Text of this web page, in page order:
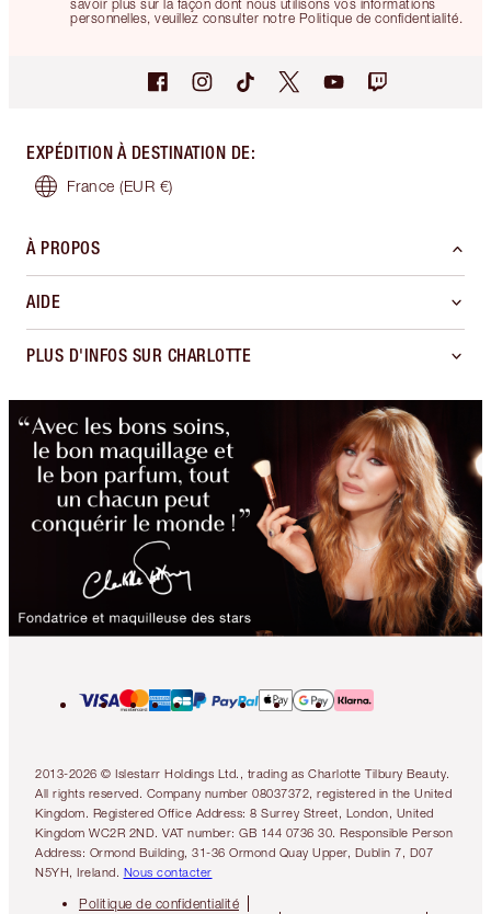
savoir plus sur la façon dont nous utilisons vos informations
personnelles, veuillez consulter notre Politique de confidentialité.
EXPÉDITION À DESTINATION DE:
France (EUR €)
À PROPOS
AIDE
PLUS D'INFOS SUR CHARLOTTE
2013-2026 © Islestarr Holdings Ltd., trading as Charlotte Tilbury Beauty.
All rights reserved. Company number 08037372, registered in the United
Kingdom. Registered Office Address: 8 Surrey Street, London, United
Kingdom WC2R 2ND. VAT number: GB 144 0736 30. Responsible Person
Address: Ormond Building, 31-36 Ormond Quay Upper, Dublin 7, D07
N5YH, Ireland. Nous contacter
Politique de confidentialité